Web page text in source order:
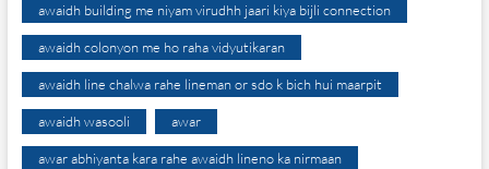
awaidh building me niyam virudhh jaari kiya bijli connection
awaidh colonyon me ho raha vidyutikaran
awaidh line chalwa rahe lineman or sdo k bich hui maarpit
awaidh wasooli awar
awar abhiyanta kara rahe awaidh lineno ka nirmaan